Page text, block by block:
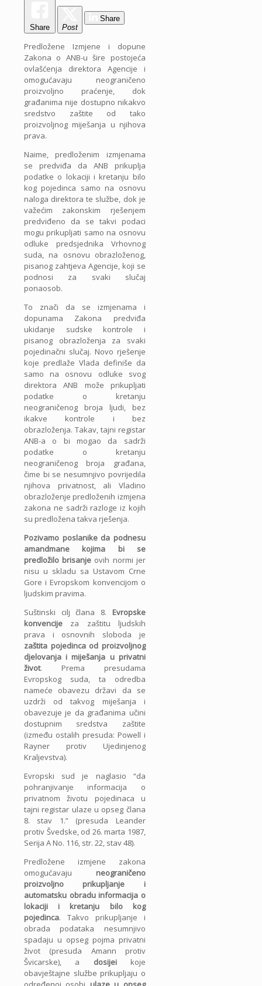
Share Post
Share
Predložene Izmjene i dopune
Zakona o ANB-u šire postojeća
ovlašćenja direktora Agencije i
omogućavaju neograničeno
proizvoljno praćenje, dok
građanima nije dostupno nikakvo
sredstvo zaštite od tako
proizvoljnog miješanja u njihova
prava.
Naime, predloženim izmjenama
se predviđa da ANB prikuplja
podatke o lokaciji i kretanju bilo
kog pojedinca samo na osnovu
naloga direktora te službe, dok je
važećim zakonskim rješenjem
predviđeno da se takvi podaci
mogu prikupljati samo na osnovu
odluke predsjednika Vrhovnog
suda, na osnovu obrazloženog,
pisanog zahtjeva Agencije, koji se
podnosi za svaki slučaj
ponaosob.
To znači da se izmjenama i
dopunama Zakona predviđa
ukidanje sudske kontrole i
pisanog obrazloženja za svaki
pojedinačni slučaj. Novo rješenje
koje predlaže Vlada definiše da
samo na osnovu odluke svog
direktora ANB može prikupljati
podatke o kretanju
neograničenog broja ljudi, bez
ikakve kontrole i bez
obrazloženja. Takav, tajni registar
ANB-a o bi mogao da sadrži
podatke o kretanju
neograničenog broja građana,
čime bi se nesumnjivo povrijedila
njihova privatnost, ali Vladino
obrazloženje predloženih izmjena
zakona ne sadrži razloge iz kojih
su predložena takva rješenja.
Pozivamo poslanike da podnesu
amandmane kojima bi se
predložilo brisanje ovih normi jer
nisu u skladu sa Ustavom Crne
Gore i Evropskom konvencijom o
ljudskim pravima.
Suštinski cilj člana 8. Evropske
konvencije za zaštitu ljudskih
prava i osnovnih sloboda je
zaštita pojedinca od proizvoljnog
djelovanja i miješanja u privatni
život. Prema presudama
Evropskog suda, ta odredba
nameće obavezu državi da se
uzdrži od takvog miješanja i
obavezuje je da građanima učini
dostupnim sredstva zaštite
(između ostalih presuda: Powell i
Rayner protiv Ujedinjenog
Kraljevstva).
Evropski sud je naglasio “da
pohranjivanje informacija o
privatnom životu pojedinaca u
tajni registar ulaze u opseg člana
8. stav 1.” (presuda Leander
protiv Švedske, od 26. marta 1987,
Serija A No. 116, str. 22, stav 48).
Predložene izmjene zakona
omogućavaju neograničeno
proizvoljno prikupljanje i
automatsku obradu informacija o
lokaciji i kretanju bilo kog
pojedinca. Takvo prikupljanje i
obrada podataka nesumnjivo
spadaju u opseg pojma privatni
život (presuda Amann protiv
Švicarske), a dosijeikoje
obavještajne službe prikupljaju o